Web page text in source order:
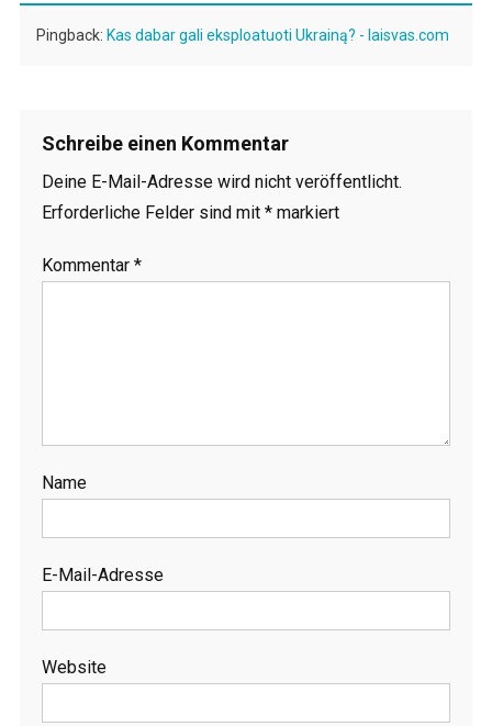
Pingback: Kas dabar gali eksploatuoti Ukrainą? - laisvas.com
Schreibe einen Kommentar
Deine E-Mail-Adresse wird nicht veröffentlicht.
Erforderliche Felder sind mit *markiert
Kommentar *
Name
E-Mail-Adresse
Website